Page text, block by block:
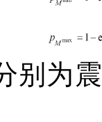
别为